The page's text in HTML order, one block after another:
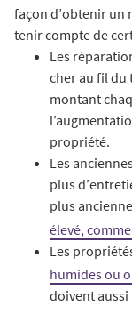
façon d’obtenir un
tenir compte de
Les
cher au fil du
montant
propriété.
Les
plus
plus
élevé,
Les
humides ou
doivent aussi